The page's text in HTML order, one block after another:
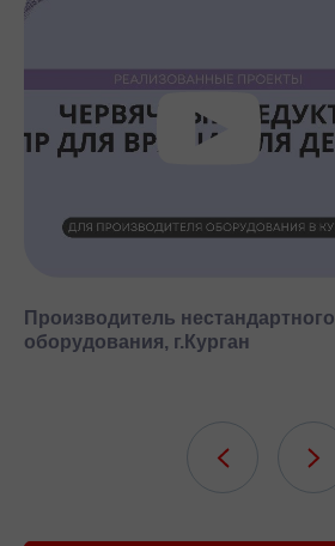
Производитель нестандартного
оборудования, г.Курган